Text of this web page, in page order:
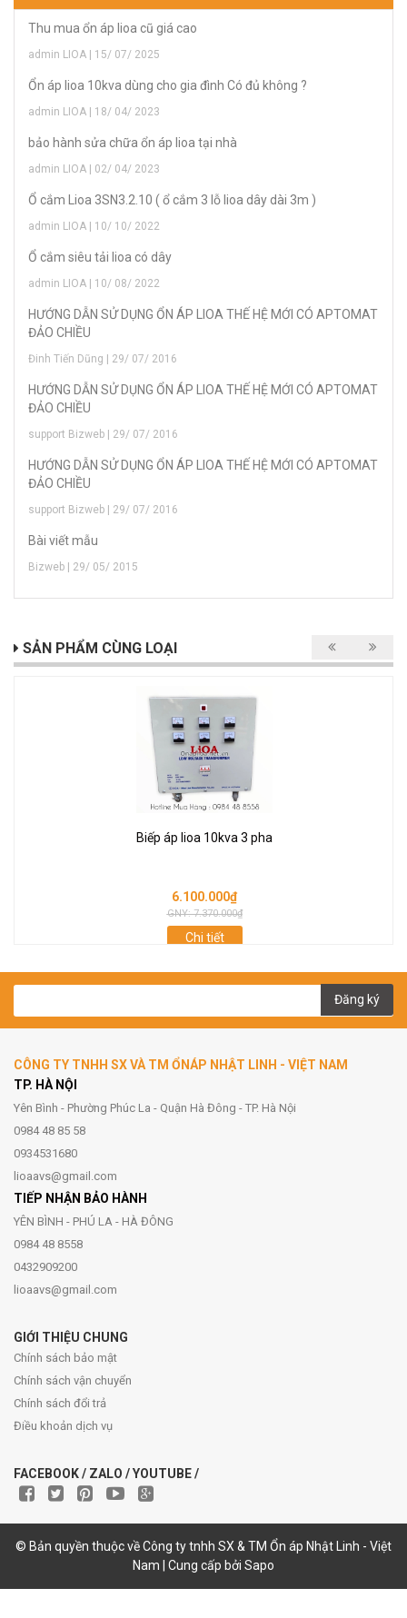
Thu mua ổn áp lioa cũ giá cao
admin LIOA | 15/ 07/ 2025
Ổn áp lioa 10kva dùng cho gia đình Có đủ không ?
admin LIOA | 18/ 04/ 2023
bảo hành sửa chữa ổn áp lioa tại nhà
admin LIOA | 02/ 04/ 2023
Ổ cắm Lioa 3SN3.2.10 ( ổ cắm 3 lỗ lioa dây dài 3m )
admin LIOA | 10/ 10/ 2022
Ổ cắm siêu tải lioa có dây
admin LIOA | 10/ 08/ 2022
HƯỚNG DẪN SỬ DỤNG ỔN ÁP LIOA THẾ HỆ MỚI CÓ APTOMAT
ĐẢO CHIỀU
Đinh Tiến Dũng | 29/ 07/ 2016
HƯỚNG DẪN SỬ DỤNG ỔN ÁP LIOA THẾ HỆ MỚI CÓ APTOMAT
ĐẢO CHIỀU
support Bizweb | 29/ 07/ 2016
HƯỚNG DẪN SỬ DỤNG ỔN ÁP LIOA THẾ HỆ MỚI CÓ APTOMAT
ĐẢO CHIỀU
support Bizweb | 29/ 07/ 2016
Bài viết mẫu
Bizweb | 29/ 05/ 2015
SẢN PHẨM CÙNG LOẠI
Biếp áp lioa 10kva 3 pha
6.100.000₫
GNY: 7.370.000₫
Chi tiết
Đăng ký
CÔNG TY TNHH SX VÀ TM ỔNÁP NHẬT LINH - VIỆT NAM
TP. HÀ NỘI
Yên Bình - Phường Phúc La - Quận Hà Đông - TP. Hà Nội
0984 48 85 58
0934531680
lioaavs@gmail.com
TIẾP NHẬN BẢO HÀNH
YÊN BÌNH - PHÚ LA - HÀ ĐÔNG
0984 48 8558
0432909200
lioaavs@gmail.com
GIỚI THIỆU CHUNG
Chính sách bảo mật
Chính sách vận chuyển
Chính sách đổi trả
Điều khoản dịch vụ
FACEBOOK / ZALO / YOUTUBE /
© Bản quyền thuộc về Công ty tnhh SX & TM Ổn áp Nhật Linh - Việt
Nam | Cung cấp bởi Sapo